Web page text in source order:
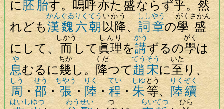
に胚胎す。嗚呼亦た盛ならず乎。然
れども漢
かん
魏
ぐゐ
六朝
りくてう
以降
いかう
、詞章
ししやう
の學
がく
盛
さかん
にして、而
しかう
して眞理
しんり
を講
かう
ずるの學
がく
は
息
や
むるに幾
ちか
し。降
くだ
つて趙宋
てうそう
に至
いた
り、
周
しう
・邵
せう
・ 張
ちやう
・ 陸
りく
・程
てい
・朱
しゆ
等
とう
、陸續
りくぞく
はいしゆつ わうせい つ らいてつ ひら